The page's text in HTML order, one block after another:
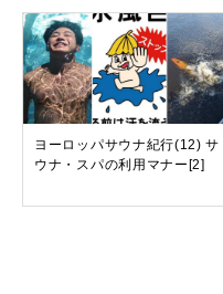
ヨーロッパサウナ紀行(12) サ
ウナ・スパの利用マナー[2]